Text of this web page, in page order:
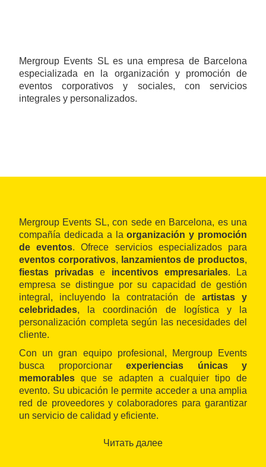
Mergroup Events SL es una empresa de Barcelona
especializada en la organización y promoción de
eventos corporativos y sociales, con servicios
integrales y personalizados.
Mergroup Events SL, con sede en Barcelona, es una
compañía dedicada a laorganización y promoción
de eventos. Ofrece servicios especializados para
eventos corporativos, lanzamientos de productos,
fiestas privadas e incentivos empresariales. La
empresa se distingue por su capacidad de gestión
integral, incluyendo la contratación de artistas y
celebridades, la coordinación de logística y la
personalización completa según las necesidades del
cliente.
Con un gran equipo profesional, Mergroup Events
busca proporcionar experiencias únicas y
memorables que se adapten a cualquier tipo de
evento. Su ubicación le permite acceder a una amplia
red de proveedores y colaboradores para garantizar
un servicio de calidad y eficiente.
Читать далее